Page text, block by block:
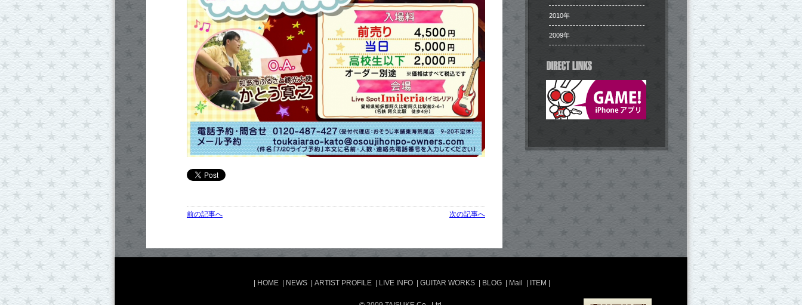
前の記事へ 次の記事へ
2010年
2009年
| HOME | NEWS | ARTIST PROFILE | LIVE INFO | GUITAR WORKS | BLOG | Mail | ITEM |